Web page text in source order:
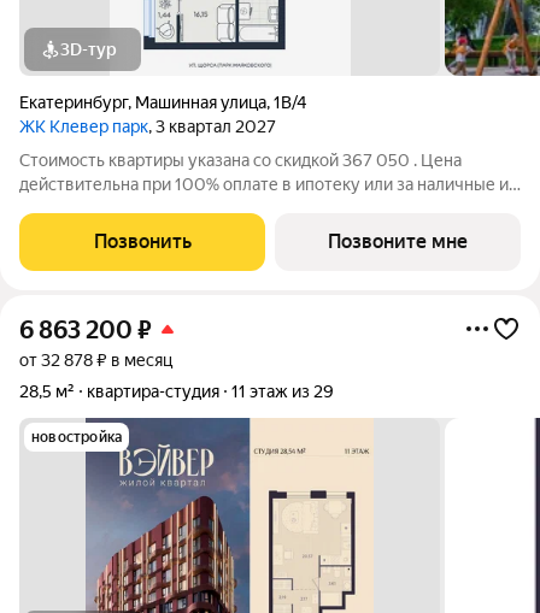
3D-тур
Екатеринбург, Машинная улица,1В/4
ЖК Клевер парк, 3 квартал 2027
Стоимость квартиры указана со скидкой 367 050 . Цена
действительна при 100% оплате в ипотеку или за наличные и
кладовой. Предложение не суммируется с другими акциями.
Эксклюзивные квартиры в
Позвонить Позвоните мне
6 863 200 ₽
от 32 878 ₽ в месяц
28,5 м²
квартира-студия 11 этаж из 29
новостройка